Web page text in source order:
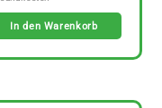
In den Warenkorb